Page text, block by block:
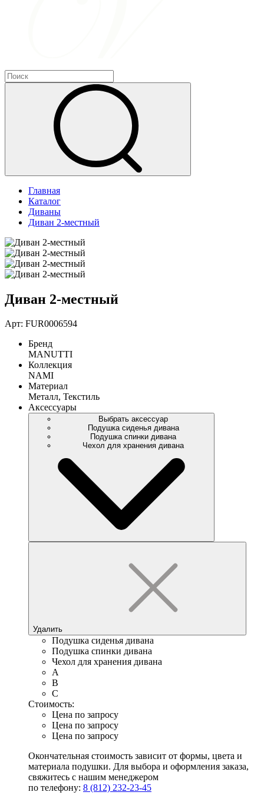
Главная
Каталог
Диваны
Диван 2-местный
Диван 2-местный
Арт: FUR0006594
Бренд
MANUTTI
Коллекция
NAMI
Материал
Металл, Текстиль
Аксессуары
Выбрать аксессуар
Подушка сиденья дивана
Подушка спинки дивана
Чехол для хранения дивана
Удалить
Подушка сиденья дивана
Подушка спинки дивана
Чехол для хранения дивана
A
B
C
Стоимость:
Цена по запросу
Цена по запросу
Цена по запросу
Окончательная стоимость зависит от формы, цвета и
материала подушки. Для выбора и оформления заказа,
свяжитесь с нашим менеджером
по телефону: 8 (812) 232-23-45